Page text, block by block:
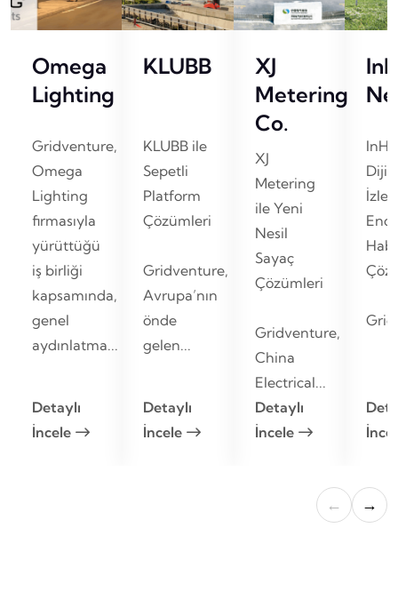
Omega
Lighting
Gridventure,
Omega
Lighting
firmasıyla
yürüttüğü
iş birliği
kapsamında,
genel
aydınlatma...
Detaylı
İncele
KLUBB
KLUBB ile
Sepetli
Platform
Çözümleri
Gridventure,
Avrupa’nın
önde
gelen...
Detaylı
İncele
XJ
Metering
Co.
XJ
Metering
ile Yeni
Nesil
Sayaç
Çözümleri
Gridventure,
China
Electrical...
Detaylı
İncele
← →